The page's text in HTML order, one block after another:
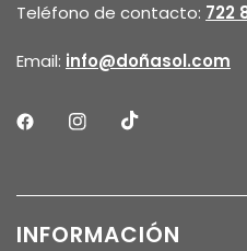
Teléfono de contacto: 722
Email: info@doñasol.com
INFORMACIÓN